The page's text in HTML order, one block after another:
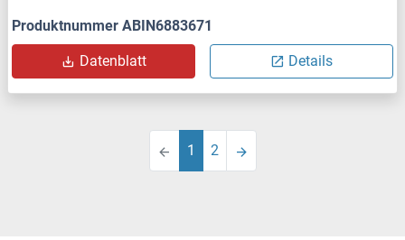
Produktnummer ABIN6883671
Datenblatt Details
1 2